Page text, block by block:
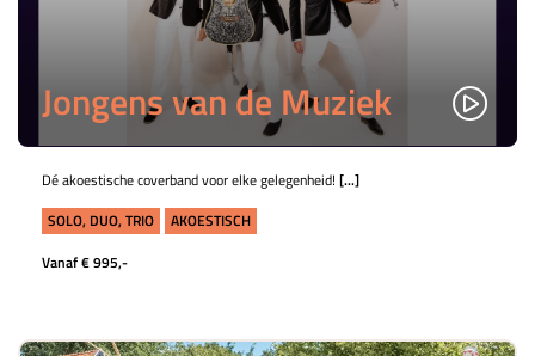
Jongens van de Muziek
Dé akoestische coverband voor elke gelegenheid! [...]
SOLO, DUO, TRIO
AKOESTISCH
Vanaf € 995,-